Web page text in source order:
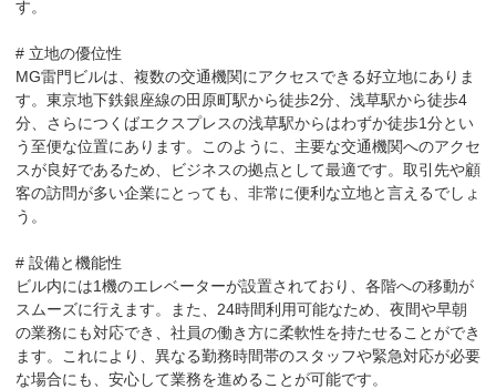
す。
# 立地の優位性
MG雷門ビルは、複数の交通機関にアクセスできる好立地にありま
す。東京地下鉄銀座線の田原町駅から徒歩2分、浅草駅から徒歩4
分、さらにつくばエクスプレスの浅草駅からはわずか徒歩1分とい
う至便な位置にあります。このように、主要な交通機関へのアクセ
スが良好であるため、ビジネスの拠点として最適です。取引先や顧
客の訪問が多い企業にとっても、非常に便利な立地と言えるでしょ
う。
# 設備と機能性
ビル内には1機のエレベーターが設置されており、各階への移動が
スムーズに行えます。また、24時間利用可能なため、夜間や早朝
の業務にも対応でき、社員の働き方に柔軟性を持たせることができ
ます。これにより、異なる勤務時間帯のスタッフや緊急対応が必要
な場合にも、安心して業務を進めることが可能です。